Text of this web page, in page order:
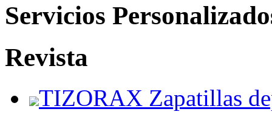
Servicios
Revista
TIZORAX Zapatillas